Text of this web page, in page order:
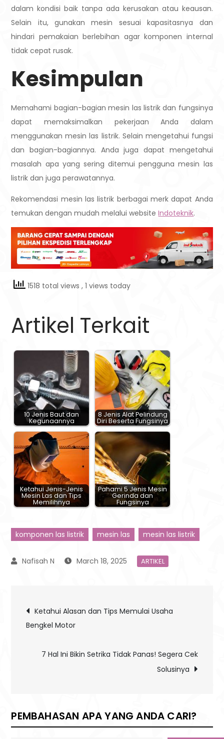
dalam kondisi baik tanpa ada kerusakan atau keausan.
Selain itu, gunakan mesin sesuai kapasitasnya dan
hindari pemakaian berlebihan agar komponen internal
tidak cepat rusak.
Kesimpulan
Memahami bagian-bagian mesin las listrik dan fungsinya
dapat memaksimalkan pekerjaan Anda dalam
menggunakan mesin las listrik. Selain mengetahui fungsi
dan bagian-bagiannya. Anda juga dapat mengetahui
masalah apa yang sering ditemui pengguna mesin las
listrik dan juga perawatannya.
Rekomendasi mesin las listrik berbagai merk dapat Anda
temukan dengan mudah melalui websiteIndoteknik.
1518 total views, 1 views today
Artikel Terkait
10 Jenis Baut dan
Kegunaannya
8 Jenis Alat Pelindung
Diri Beserta Fungsinya
Ketahui Jenis-Jenis
Mesin Las dan Tips
Memilihnya
Pahami 5 Jenis Mesin
Gerinda dan
Fungsinya
komponen las listrik mesin las mesin las listrik
March 18, 2025 ARTIKEL
Post
navigation
Ketahui Alasan dan Tips Memulai Usaha
Bengkel Motor
7 Hal Ini Bikin Setrika Tidak Panas! Segera Cek
Solusinya
PEMBAHASAN APA YANG ANDA CARI?